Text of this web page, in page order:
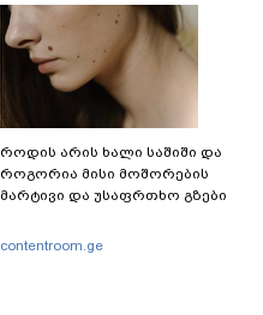
როდის არის ხალი საშიში და
როგორია მისი მოშორების
მარტივი და უსაფრთხო გზები
contentroom.ge